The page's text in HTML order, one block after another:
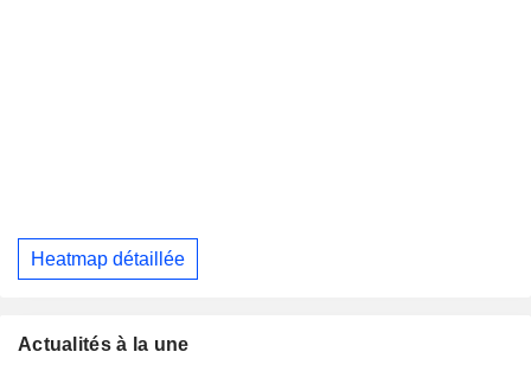
Heatmap détaillée
Actualités à la une